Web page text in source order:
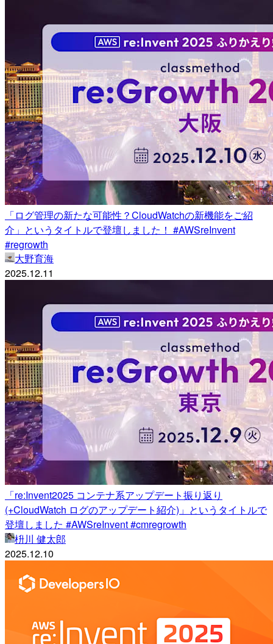
「ログ管理の新たな可能性？CloudWatchの新機能をご紹
介」というタイトルで登壇しました！ #AWSreInvent
#regrowth
大野育海
2025.12.11
「re:Invent2025 コンテナ系アップデート振り返り
(+CloudWatch ログのアップデート紹介)」というタイトルで
登壇しました #AWSreInvent #cmregrowth
枡川 健太郎
2025.12.10